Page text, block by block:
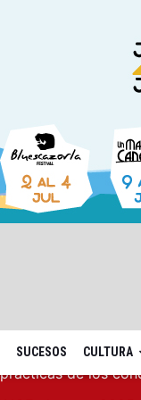
SUCESOS CULTURA